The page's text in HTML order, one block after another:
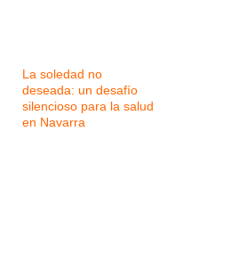
La soledad no
deseada: un desafío
silencioso para la salud
en Navarra